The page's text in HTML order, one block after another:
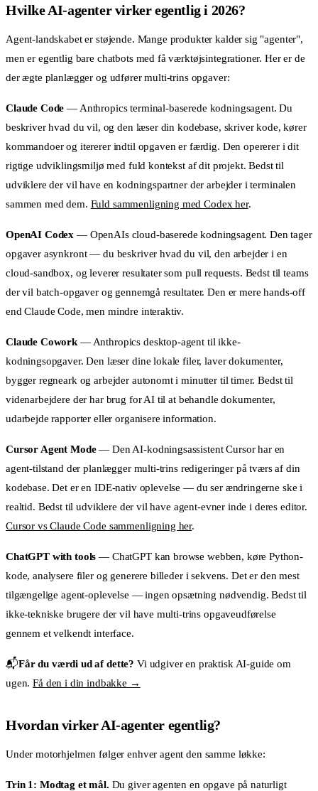
Hvilke AI-agenter virker egentlig i 2026?
Agent-landskabet er støjende. Mange produkter kalder sig "agenter",
men er egentlig bare chatbots med få værktøjsintegrationer. Her er de
der ægte planlægger og udfører multi-trins opgaver:
Claude Code — Anthropics terminal-baserede kodningsagent. Du
beskriver hvad du vil, og den læser din kodebase, skriver kode, kører
kommandoer og itererer indtil opgaven er færdig. Den opererer i dit
rigtige udviklingsmiljø med fuld kontekst af dit projekt. Bedst til
udviklere der vil have en kodningspartner der arbejder i terminalen
sammen med dem. Fuld sammenligning med Codex her.
OpenAI Codex — OpenAIs cloud-baserede kodningsagent. Den tager
opgaver asynkront — du beskriver hvad du vil, den arbejder i en
cloud-sandbox, og leverer resultater som pull requests. Bedst til teams
der vil batch-opgaver og gennemgå resultater. Den er mere hands-off
end Claude Code, men mindre interaktiv.
Claude Cowork — Anthropics desktop-agent til ikke-
kodningsopgaver. Den læser dine lokale filer, laver dokumenter,
bygger regneark og arbejder autonomt i minutter til timer. Bedst til
videnarbejdere der har brug for AI til at behandle dokumenter,
udarbejde rapporter eller organisere information.
Cursor Agent Mode— Den AI-kodningsassistent Cursor har en
agent-tilstand der planlægger multi-trins redigeringer på tværs af din
kodebase. Det er en IDE-nativ oplevelse — du ser ændringerne ske i
realtid. Bedst til udviklere der vil have agent-evner inde i deres editor.
Cursor vs Claude Code sammenligning her.
ChatGPT with tools — ChatGPT kan browse webben, køre Python-
kode, analysere filer og generere billeder i sekvens. Det er den mest
tilgængelige agent-oplevelse — ingen opsætning nødvendig. Bedst til
ikke-tekniske brugere der vil have multi-trins opgaveudførelse
gennem et velkendt interface.
📬Får du værdi ud af dette? Vi udgiver en praktisk AI-guide om
ugen.Få den i din indbakke →
Hvordan virker AI-agenter egentlig?
Under motorhjelmen følger enhver agent den samme løkke:
Trin 1: Modtag et mål. Du giver agenten en opgave på naturligt